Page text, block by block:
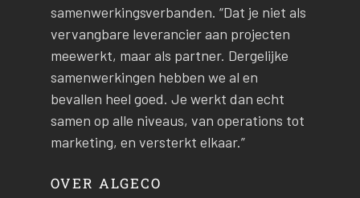
samenwerkingsverbanden. “Dat je niet als
vervangbare leverancier aan projecten
meewerkt, maar als partner. Dergelijke
samenwerkingen hebben we al en
bevallen heel goed. Je werkt dan echt
samen op alle niveaus, van operations tot
marketing, en versterkt elkaar.”
OVER ALGECO